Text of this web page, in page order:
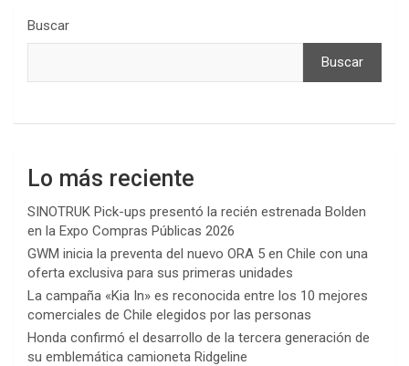
Buscar
Buscar
Lo más reciente
SINOTRUK Pick-ups presentó la recién estrenada Bolden
en la Expo Compras Públicas 2026
GWM inicia la preventa del nuevo ORA 5 en Chile con una
oferta exclusiva para sus primeras unidades
La campaña «Kia In» es reconocida entre los 10 mejores
comerciales de Chile elegidos por las personas
Honda confirmó el desarrollo de la tercera generación de
su emblemática camioneta Ridgeline